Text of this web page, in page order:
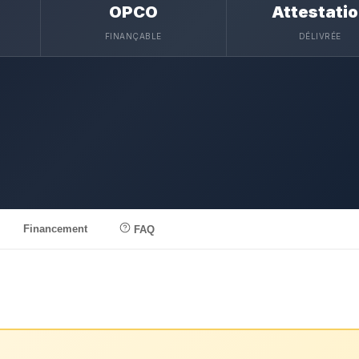
OPCO
FINANÇABLE DÉLIVRÉE
Financement FAQ